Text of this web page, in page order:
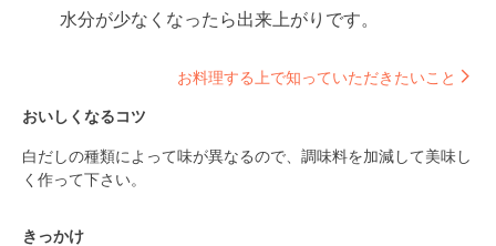
水分が少なくなったら出来上がりです。
お料理する上で知っていただきたいこと
おいしくなるコツ
白だしの種類によって味が異なるので、調味料を加減して美味し
く作って下さい。
きっかけ